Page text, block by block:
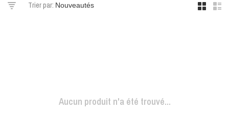
Trier par:
Aucun produit n'a été trouvé...